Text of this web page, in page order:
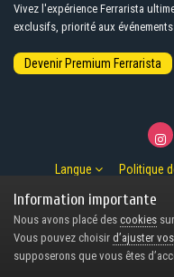
Vivez l'expérience Ferrarista
exclusifs, priorité aux événements
Langue Politique
© Copyright
Powered
Information importante
Nous avons placé des cookies
Vous pouvez choisir d’ajuster
supposerons que vous êtes